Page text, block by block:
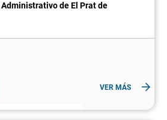
de El Prat de
VER MÁS